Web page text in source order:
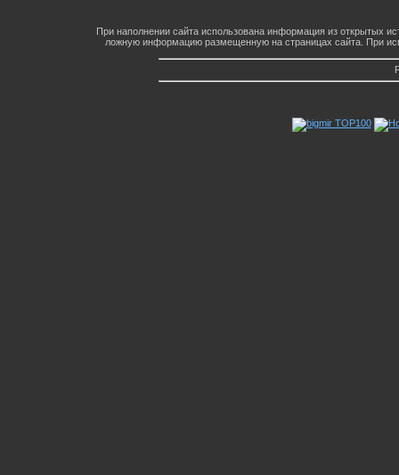
При наполнении сайта использована информация из открытых
ложную информацию размещенную на страницах сайта. При